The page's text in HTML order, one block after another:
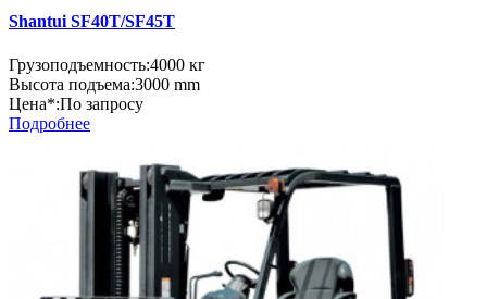
Shantui SF40T/SF45T
Грузоподъемность:4000 кг
Высота подъема:3000 mm
Цена*:По запросу
Подробнее